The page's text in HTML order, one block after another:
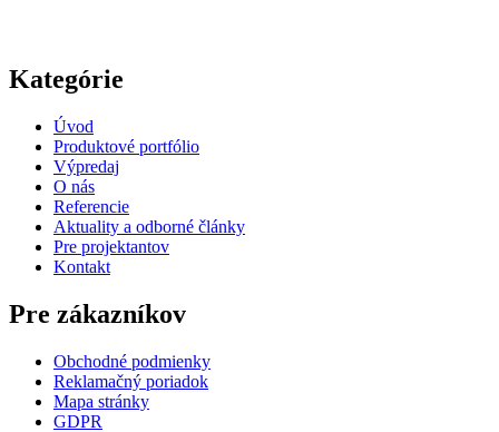
Kategórie
Úvod
Produktové portfólio
Výpredaj
O nás
Referencie
Aktuality a odborné články
Pre projektantov
Kontakt
Pre zákazníkov
Obchodné podmienky
Reklamačný poriadok
Mapa stránky
GDPR